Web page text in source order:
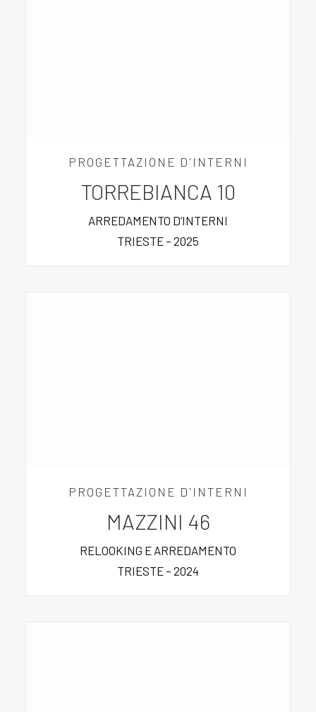
PROGETTAZIONE D'INTERNI
TORREBIANCA 10
ARREDAMENTO D’INTERNI
TRIESTE – 2025
PROGETTAZIONE D'INTERNI
MAZZINI 46
RELOOKING E ARREDAMENTO
TRIESTE – 2024